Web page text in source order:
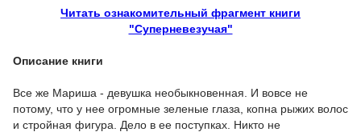
Читать ознакомительный фрагмент книги
"Суперневезучая"
Описание книги
Все же Мариша - девушка необыкновенная. И вовсе не
потому, что у нее огромные зеленые глаза, копна рыжих волос
и стройная фигура. Дело в ее поступках. Никто не